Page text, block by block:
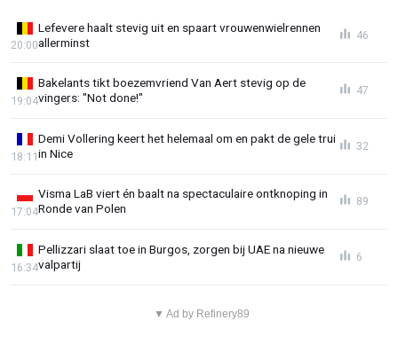
Lefevere haalt stevig uit en spaart vrouwenwielrennen
allerminst
20:00
46
Bakelants tikt boezemvriend Van Aert stevig op de
vingers: "Not done!"
19:04
47
Demi Vollering keert het helemaal om en pakt de gele trui
in Nice
18:11
32
Visma LaB viert én baalt na spectaculaire ontknoping in
Ronde van Polen
17:04
89
Pellizzari slaat toe in Burgos, zorgen bij UAE na nieuwe
valpartij
16:34
6
▼ Ad by Refinery89